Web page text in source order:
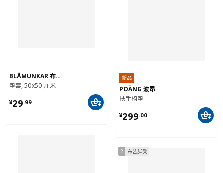
BLÅMUNKAR 布拉蒙卡
垫套, 50x50 厘米
¥29.99
¥ 29.99
新品
POÄNG 波昂
扶手椅垫
¥299.00
¥ 299.00
2 布艺脚凳